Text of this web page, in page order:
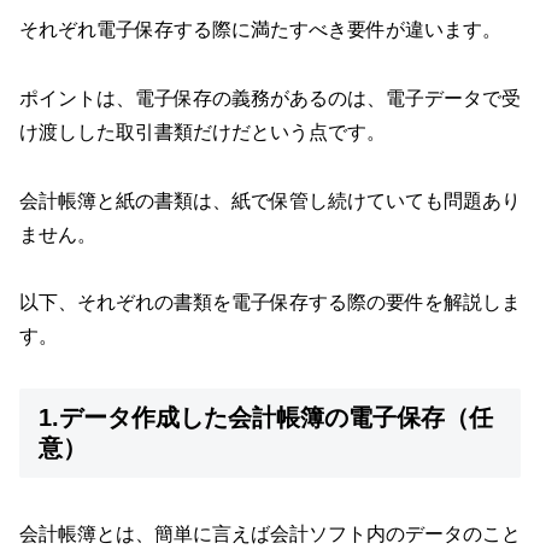
それぞれ電子保存する際に満たすべき要件が違います。
ポイントは、電子保存の義務があるのは、電子データで受
け渡しした取引書類だけだという点です。
会計帳簿と紙の書類は、紙で保管し続けていても問題あり
ません。
以下、それぞれの書類を電子保存する際の要件を解説しま
す。
1.データ作成した会計帳簿の電子保存（任
意）
会計帳簿とは、簡単に言えば会計ソフト内のデータのこと